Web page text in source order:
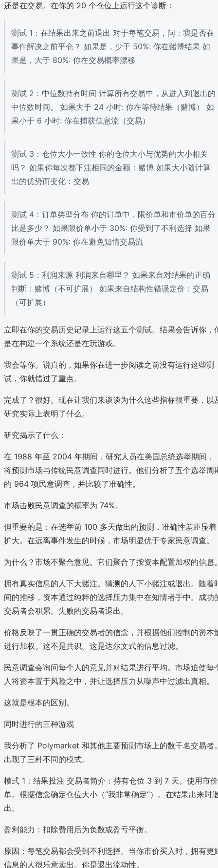
还是在交易。在你的 20 个仓位上运行这个诊断：
测试 1：在结果出来之前退出 对于每笔交易，问：我是否在
事件解决之前平仓？ 如果是，少于 50%: 你在赌博结果 如
果是，大于 80%: 你在交易概率漂移
测试 2：中位数持有时间 计算所有交易中，从进入到退出的
中位数时间。 如果大于 24 小时: 你在等待结果（赌博） 如
果小于 6 小时: 你在捕获信息流（交易）
测试 3：仓位大小一致性 你的仓位大小与优势的大小相关
吗？ 如果你每次都下注相同的金额：赌博 如果大小随计算
出的优势而变化：交易
测试 4：订单类型分布 你的订单中，限价单和市价单的百分
比是多少？ 如果限价单小于 30%: 你受到了不利选择 如果
限价单大于 90%: 你在避免知情交易流
测试 5：利润来源 利润来自哪里？ 如果来自对结果的正确
判断：赌博（不可扩展） 如果来自结构性错误定价：交易
（可扩展）
立即在你的交易历史记录上运行这五个测试。结果会告诉你，
是在构建一个系统还是在玩游戏。
我会等你。说真的，如果你在进一步阅读之前没有运行这些测
试，你就错过了重点。
完成了？很好。现在让我们来谈谈为什么这些指标很重要，以
研究实际上表明了什么。
研究揭示了什么：
在 1988 年至 2004 年期间，研究人员在美国总统选举期间，
将预测市场与传统民意调查同时进行。他们分析了五个选举周
的 964 项民意调查，并比较了准确性。
市场击败民意调查的概率为 74%。
但重要的是：在选举前 100 多天做出的预测，准确性差距显着
扩大。在远离事件发生的时候，市场明显优于专家民意调查。
为什么？市场不聚合意见。它们聚合了按资本配置加权的信息
拥有真实信息的人下大赌注。猜测的人下小赌注或退出。随着
间的推移，资本通过纯粹的选择压力集中在知情者手中。成功
交易者会积累。失败的交易者退出。
价格反映了一贯正确的交易者的信念，并根据他们控制的资本
进行加权。这不是共识。这是达尔文式的信息过滤。
民意调查会询问每个人的意见并对结果进行平均。市场迫使每
人将资本置于风险之中，并让选择压力从噪声中过滤出真相。
这就是根本的区别。
同时进行的三种游戏
我分析了 Polymarket 和其他主要预测市场上的数千名交易者
出现了三种不同的模式。
模式 1：结果投注 交易者简介：持有仓位 3 到 7 天。使用市价
单。根据信念确定仓位大小（“我非常确定”）。在结果出来时
出。
盈利能力：扣除费用后为负数或盈亏平衡。
原因：每笔交易都会受到不利选择。当你市价买入时，拥有更
信息的人很乐意卖出。你是退出流动性。